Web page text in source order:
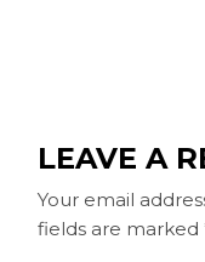
LEAVE A
Your email
fields are marked